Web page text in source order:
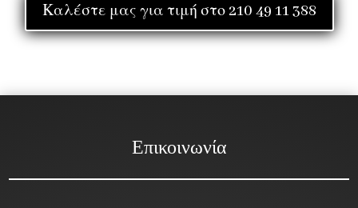
Καλέστε μας για τιμή στο 210 49 11 388
Επικοινωνία